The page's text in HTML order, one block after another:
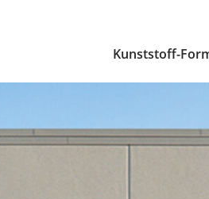
Kunststoff-